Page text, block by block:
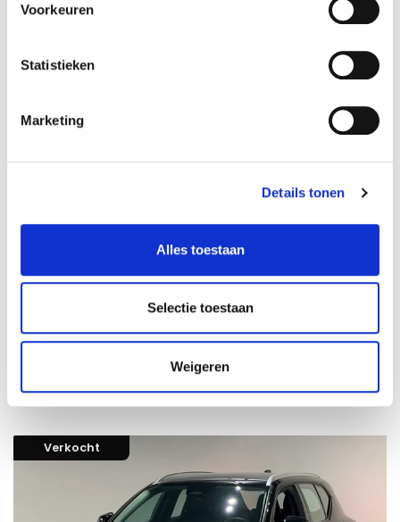
Voorkeuren
Statistieken
Marketing
Details tonen
Alles toestaan
Selectie toestaan
Weigeren
99200
incl. BTW
Volvo XC40 Core B3 Mild-hybride (MHEV) Benzine
24-06-2025 Automaat
Benzine
Vergelijken
Verkocht